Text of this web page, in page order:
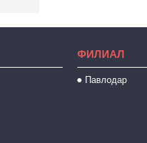
ФИЛИАЛ
Павлодар